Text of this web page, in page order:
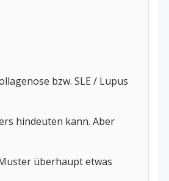
bzw. SLE / Lupus
hindeuten kann. Aber
überhaupt etwas